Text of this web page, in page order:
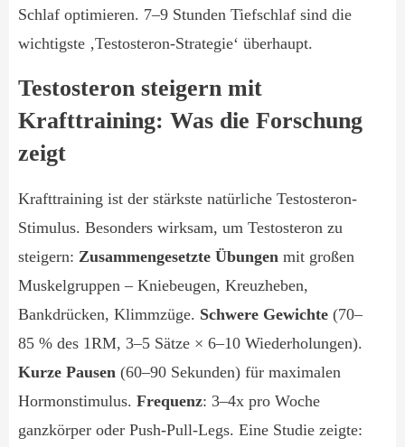
Schlaf optimieren. 7–9 Stunden Tiefschlaf sind die
wichtigste ‚Testosteron-Strategie‘ überhaupt.
Testosteron steigern mit
Krafttraining: Was die Forschung
zeigt
Krafttraining ist der stärkste natürliche Testosteron-
Stimulus. Besonders wirksam, um Testosteron zu
steigern: Zusammengesetzte Übungen mit großen
Muskelgruppen – Kniebeugen, Kreuzheben,
Bankdrücken, Klimmzüge. Schwere Gewichte (70–
85 % des 1RM, 3–5 Sätze × 6–10 Wiederholungen).
Kurze Pausen (60–90 Sekunden) für maximalen
Hormonstimulus. Frequenz: 3–4x pro Woche
ganzkörper oder Push-Pull-Legs. Eine Studie zeigte: